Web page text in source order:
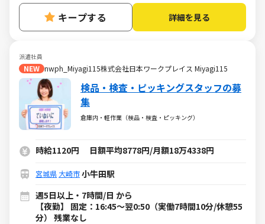
キープする 詳細を見る
派遣社員
NEW nwph_Miyagi115株式会社日本ワークプレイス Miyagi115
検品・検査・ピッキングスタッフの募
集
倉庫内・軽作業（検品・検査・ピッキング）
時給1120円 日額平均8778円/月額18万4338円
宮城県 大崎市小牛田駅
週5日以上・7時間/日 から
【夜勤】 固定：16:45～翌0:50（実働7時間10分/休憩55
分） 残業なし